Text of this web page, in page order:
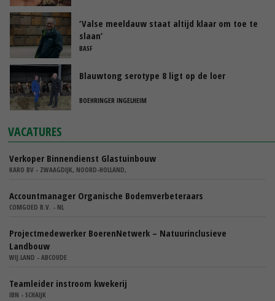
‘Valse meeldauw staat altijd klaar om toe te
slaan’
BASF
Blauwtong serotype 8 ligt op de loer
BOEHRINGER INGELHEIM
VACATURES
Verkoper Binnendienst Glastuinbouw
KARO BV - ZWAAGDIJK, NOORD-HOLLAND,
Accountmanager Organische Bodemverbeteraars
COMGOED B.V. - NL
Projectmedewerker BoerenNetwerk – Natuurinclusieve
Landbouw
WIJ.LAND - ABCOUDE
Teamleider instroom kwekerij
IBN - SCHAIJK